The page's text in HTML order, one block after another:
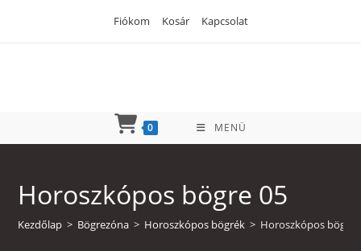
Fiókom Kosár Kapcsolat
0 MENÜ
Horoszkópos bögre 05
Kezdőlap > Bögrezóna > Horoszkópos bögrék > Horoszkópos bögre